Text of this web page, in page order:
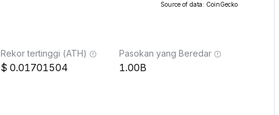
Source of data: CoinGecko
Rekor tertinggi (ATH)
0.01701504
Pasokan yang Beredar
1.00B